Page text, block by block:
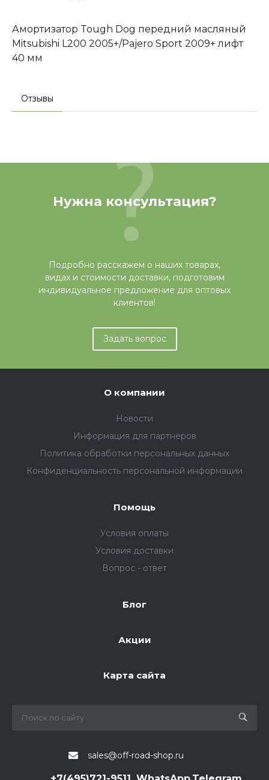
Амортизатор Tough Dog передний масляный
Mitsubishi L200 2005+/Pajero Sport 2009+ лифт
40 мм
Отзывы
Нужна консультация?
Подробно расскажем о наших товарах,
видах и стоимости доставки, подготовим
индивидуальное предложение для оптовых
клиентов!
Задать вопрос
О компании
Новости
Информация для партнеров
Политика обработки персональных данных
Конфиденциальность персональной информации
Помощь
Условия оплаты
Условия доставки
Вопрос - ответ
Блог
Акции
Карта сайта
sales@off-road-shop.ru